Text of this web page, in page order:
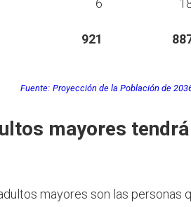
6
921
Fuente: Proyección de la Población de
mayores
mayores son las personas